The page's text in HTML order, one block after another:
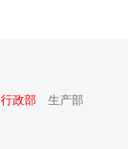
行政部 生产部